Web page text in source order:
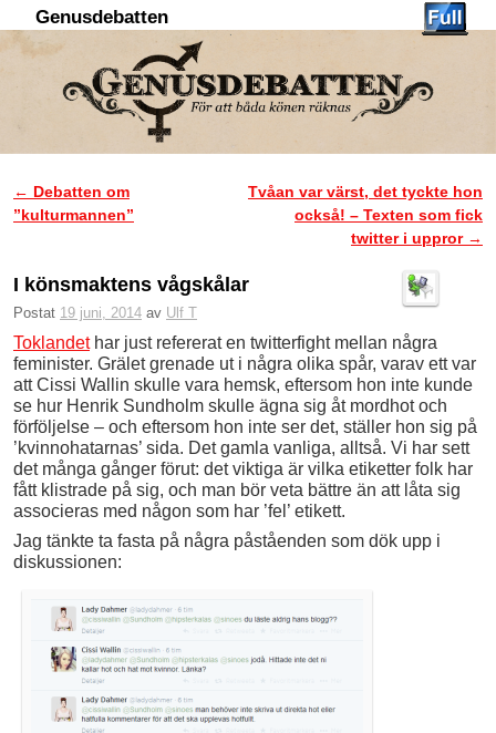
Genusdebatten
Inläggsnavigering
← Debatten om
”kulturmannen”
Tvåan var värst, det tyckte hon
också! – Texten som fick
twitter i uppror →
I könsmaktens vågskålar
Postat 19 juni, 2014 av Ulf T
Toklandethar just refererat en twitterfight mellan några
feminister. Grälet grenade ut i några olika spår, varav ett var
att Cissi Wallin skulle vara hemsk, eftersom hon inte kunde
se hur Henrik Sundholm skulle ägna sig åt mordhot och
förföljelse – och eftersom hon inte ser det, ställer hon sig på
’kvinnohatarnas’ sida. Det gamla vanliga, alltså. Vi har sett
det många gånger förut: det viktiga är vilka etiketter folk har
fått klistrade på sig, och man bör veta bättre än att låta sig
associeras med någon som har ’fel’ etikett.
Jag tänkte ta fasta på några påståenden som dök upp i
diskussionen: